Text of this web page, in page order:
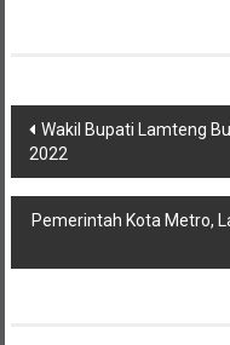
Navigasi
pos
Wakil Bupati Lamteng
2022
Pemerintah Kota Metro,